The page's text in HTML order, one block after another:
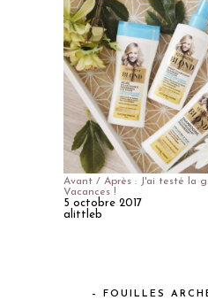
Avant / Après : J'ai testé la
Vacances !
5 octobre 2017
alittleb
– FOUILLES